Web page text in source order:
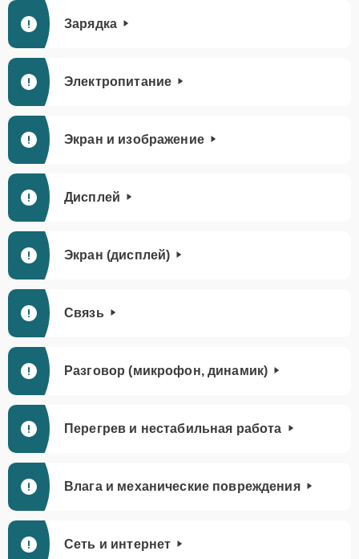
Зарядка
Электропитание
Экран и изображение
Дисплей
Экран (дисплей)
Связь
Разговор (микрофон, динамик)
Перегрев и нестабильная работа
Влага и механические повреждения
Сеть и интернет